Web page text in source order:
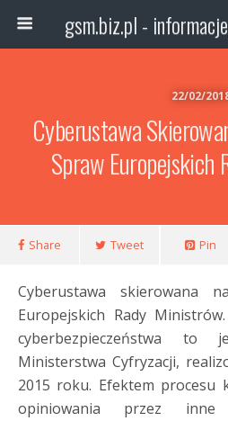
22/02/
Cyberustawa
Spraw Europejskich
Share Tweet Pin
Cyberustawa skierowana
Europejskich Rady
cyberbezpieczeństwa to
Ministerstwa Cyfryzacji,
2015 roku. Efektem procesu
opiniowania przez